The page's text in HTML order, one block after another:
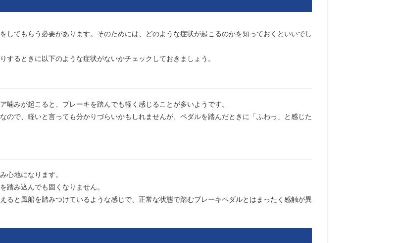
してもらう必要があります。そのためには、どのような症状が起こるのかを知っておくといいでし
るときに以下のような症状がないかチェックしておきましょう。
噛みが起こると、ブレーキを踏んでも軽く感じることが多いようです。
ので、軽いと言っても分かりづらいかもしれませんが、ペダルを踏んだときに「ふわっ」と感じた
心地になります。
踏み込んでも固くなりません。
ると風船を踏みつけているような感じで、正常な状態で踏むブレーキペダルとはまったく感触が異